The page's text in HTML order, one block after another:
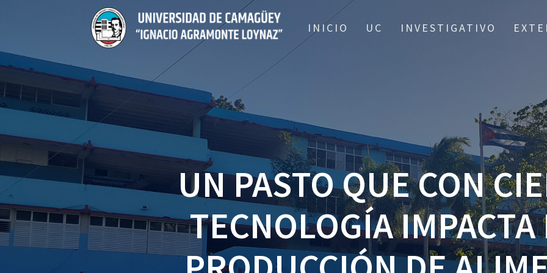
INICIO UC INVESTIGATIVO
UN PASTO QUE CON
TECNOLOGÍA IMPACTA